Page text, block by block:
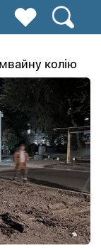
колію